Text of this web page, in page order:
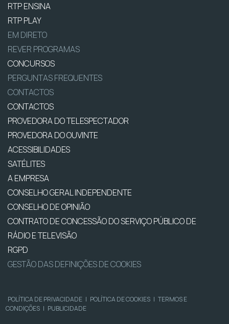
RTP ENSINA
RTP PLAY
EM DIRETO
REVER PROGRAMAS
CONCURSOS
PERGUNTAS FREQUENTES
CONTACTOS
CONTACTOS
PROVEDORA DO TELESPECTADOR
PROVEDORA DO OUVINTE
ACESSIBILIDADES
SATÉLITES
A EMPRESA
CONSELHO GERAL INDEPENDENTE
CONSELHO DE OPINIÃO
CONTRATO DE CONCESSÃO DO SERVIÇO PÚBLICO DE
RÁDIO E TELEVISÃO
RGPD
GESTÃO DAS DEFINIÇÕES DE COOKIES
POLÍTICA DE PRIVACIDADE | POLÍTICA DE COOKIES | TERMOS E
CONDIÇÕES | PUBLICIDADE